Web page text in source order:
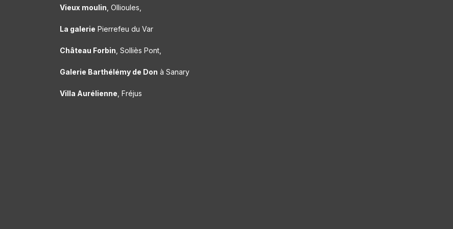
Vieux moulin , Ollioules,
La galerie Pierrefeu du Var
Château Forbin , Solliès Pont,
Galerie Barthélémy de Don à Sanary
Villa Aurélienne , Fréjus